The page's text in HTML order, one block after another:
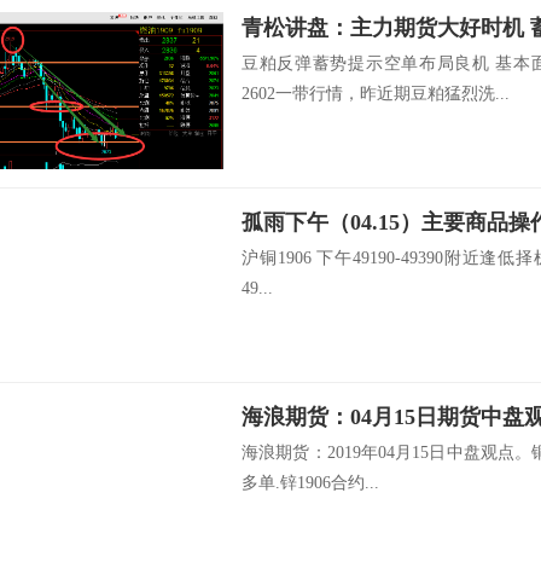
青松讲盘：主力期货大好时机
豆粕反弹蓄势提示空单布局良机 基本
2602一带行情，昨近期豆粕猛烈洗...
孤雨下午（04.15）主要商品操
沪铜1906 下午49190-49390附近逢低
49...
海浪期货：04月15日期货中盘
海浪期货：2019年04月15日中盘观点。
多单.锌1906合约...